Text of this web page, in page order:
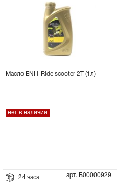
Масло ENI i-Ride scooter 2T (1л)
нет в наличии
24 часа арт. Б00000929